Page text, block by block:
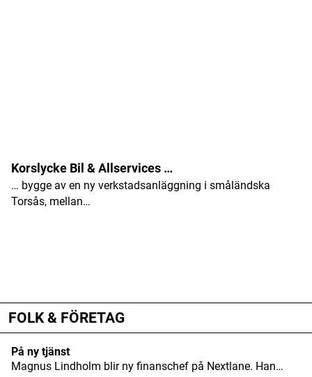
Korslycke Bil & Allservices …
… bygge av en ny verkstadsanläggning i småländska
Torsås, mellan…
FOLK & FÖRETAG
På ny tjänst
Magnus Lindholm blir ny finanschef på Nextlane. Han…